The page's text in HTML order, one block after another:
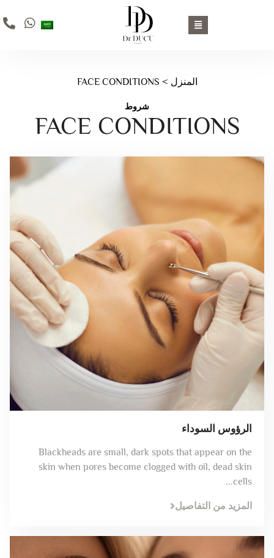
المنزل > FACE CONDITIONS
شروط
FACE CONDITIONS
الرؤوس السوداء
Blackheads are small, dark spots that appear on the
skin when pores become clogged with oil, dead skin
cells...
المزيد من التفاصيل